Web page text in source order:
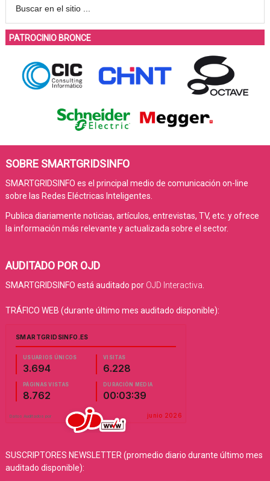
PATROCINIO BRONCE
SOBRE SMARTGRIDSINFO
SMARTGRIDSINFO es el principal medio de comunicación on-line
sobre las Redes Eléctricas Inteligentes.
Publica diariamente noticias, artículos, entrevistas, TV, etc. y ofrece
la información más relevante y actualizada sobre el sector.
AUDITADO POR OJD
SMARTGRIDSINFO está auditado por OJD Interactiva
TRÁFICO WEB (durante último mes auditado disponible):
SUSCRIPTORES NEWSLETTER (promedio diario durante último mes
auditado disponible):